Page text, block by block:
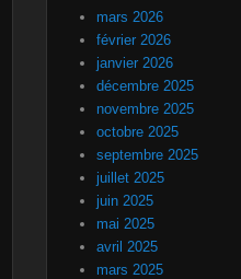
mars 2026
février 2026
janvier 2026
décembre 2025
novembre 2025
octobre 2025
septembre 2025
juillet 2025
juin 2025
mai 2025
avril 2025
mars 2025